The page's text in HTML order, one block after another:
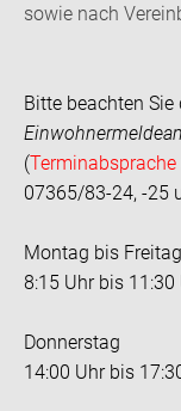
sowie nach
Bitte beachten Sie
(Terminabsprache
07365/83-24, -25
Montag bis Freitag
8:15 Uhr bis 11:30
Donnerstag
14:00 Uhr bis